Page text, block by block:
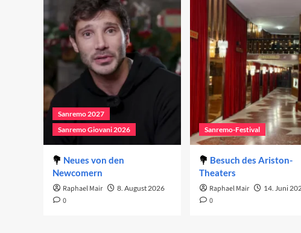
2022
Sanremo 2027
Sanremo Giovani 2026
Neues von den
Newcomern
Raphael Mair 8. August 2026
0
Sanremo-Festival
Besuch des Ariston-
Theaters
Raphael Mair 14. Juni
0